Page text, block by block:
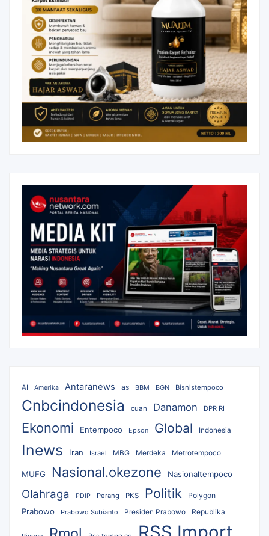
AI Amerika Antaranews as BBM BGN Bisnistempoco
Cnbcindonesia cuan Danamon DPR RI
Ekonomi Entempoco Epson Global Indonesia
Inews Iran Israel MBG Merdeka Metrotempoco
MUFG Nasional.okezone Nasionaltempoco
Olahraga PDIP Perang PKS Politik Polygon
Prabowo Prabowo Subianto Presiden Prabowo Republika